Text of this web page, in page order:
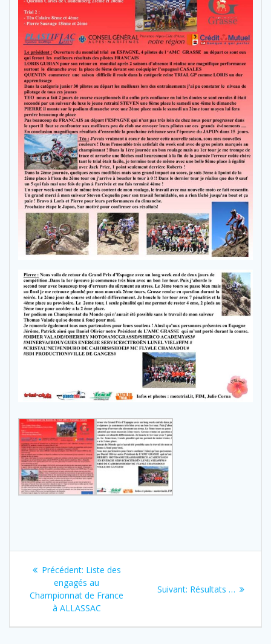
Navigation
l’article
Précédent: Previous
post:
Liste des
engagés au
Championnat de France
à ALLASSAC
Suivant: Next
Résultats …